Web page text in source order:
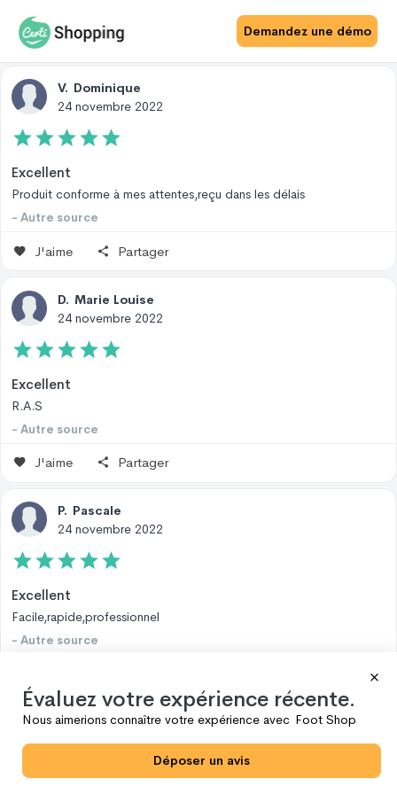
Demandez une démo
Avis Produit
V. Dominique
24 novembre 2022
Excellent
Produit conforme à mes attentes,reçu dans les délais
- Autre source
J'aime Partager
D. Marie Louise
24 novembre 2022
Excellent
R.A.S
- Autre source
J'aime Partager
P. Pascale
24 novembre 2022
Excellent
Facile,rapide,professionnel
- Autre source
O. Amel
24 novembre 2022
Évaluez votre expérience récente.
Nous aimerions connaître votre expérience avec Foot Shop
Déposer un avis